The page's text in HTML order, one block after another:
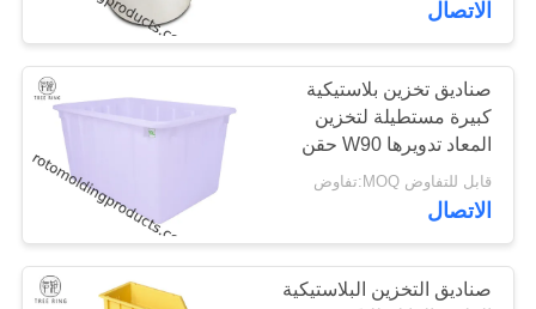
الاتصال
صناديق تخزين بلاستيكية
كبيرة مستطيلة لتخزين
المعاد تدويرها W90 حقن
الصلبة
قابل للتفاوض MOQ:تفاوض
الاتصال
صناديق التخزين البلاستيكية